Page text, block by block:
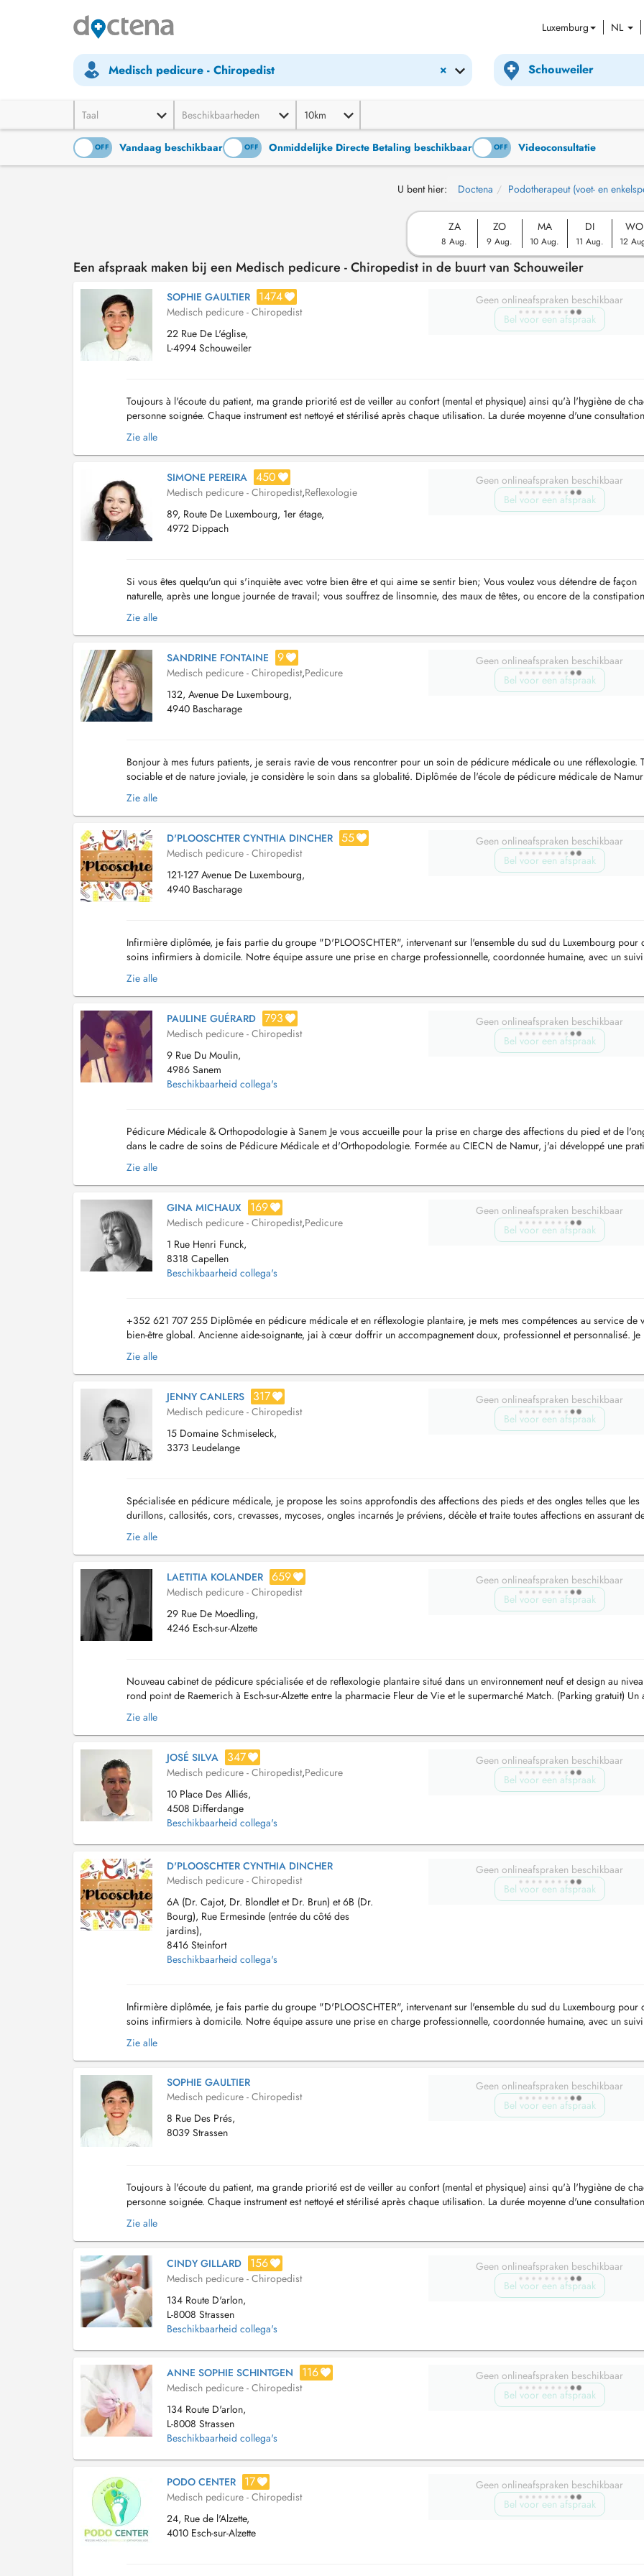
Luxemburg NL
×
Medisch pedicure - Chiropedist
Taal Beschikbaarheden 10km
OFF Vandaag beschikbaar
ON OFF Onmiddelijke Directe Betaling beschikbaar
ON OFF Videoconsultatie
U bent hier: Doctena Podotherapeut (voet- en
ZA
8 Aug.
ZO
9 Aug.
MA
10 Aug.
DI
11 Aug.
WO
12
Een afspraak maken bij een Medisch pedicure - Chiropedist in de buurt van Schouweiler
SOPHIE GAULTIER 1474
Medisch pedicure - Chiropedist
22 Rue De L'église,
L-4994 Schouweiler
Geen onlineafspraken beschikbaar
Bel voor een afspraak
Toujours à l'écoute du patient, ma grande priorité est de veiller au confort (mental et physique) ainsi qu'à l'hygiène de
personne soignée. Chaque instrument est nettoyé et stérilisé après chaque utilisation. La durée moyenne d'une
entre 45min et 1h. En cas d'urgence ...
Zie alle
SIMONE PEREIRA 450
Medisch pedicure - Chiropedist,Reflexologie
89, Route De Luxembourg, 1er étage,
4972 Dippach
Geen onlineafspraken beschikbaar
Bel voor een afspraak
Si vous êtes quelqu'un qui s'inquiète avec votre bien être et qui aime se sentir bien; Vous voulez vous détendre de façon
naturelle, après une longue journée de travail; vous souffrez de linsomnie, des maux de têtes, ou encore de la
peux vous aider avec mes mains. Je peux a...
Zie alle
SANDRINE FONTAINE 9
Medisch pedicure - Chiropedist,Pedicure
132, Avenue De Luxembourg,
4940 Bascharage
Geen onlineafspraken beschikbaar
Bel voor een afspraak
Bonjour à mes futurs patients, je serais ravie de vous rencontrer pour un soin de pédicure médicale ou une réflexologie.
sociable et de nature joviale, je considère le soin dans sa globalité. Diplômée de l'école de pédicure médicale de
2007 et formée à la réflexologie depuis 2010 j...
Zie alle
D'PLOOSCHTER CYNTHIA DINCHER 55
Medisch pedicure - Chiropedist
121-127 Avenue De Luxembourg,
4940 Bascharage
Geen onlineafspraken beschikbaar
Bel voor een afspraak
Infirmière diplômée, je fais partie du groupe "D'PLOOSCHTER", intervenant sur l'ensemble du sud du Luxembourg pour
soins infirmiers à domicile. Notre équipe assure une prise en charge professionnelle, coordonnée humaine, avec un suivi
rigoureux des patients. La gestion des tournées et du...
Zie alle
PAULINE GUÉRARD 793
Medisch pedicure - Chiropedist
9 Rue Du Moulin,
4986 Sanem
Beschikbaarheid collega's
Geen onlineafspraken beschikbaar
Bel voor een afspraak
Pédicure Médicale & Orthopodologie à Sanem Je vous accueille pour la prise en charge des affections du pied et de
dans le cadre de soins de Pédicure Médicale et d'Orthopodologie. Formée au CIECN de Namur, j'ai développé une
axée sur l'évaluation précise des besoins du patient,...
Zie alle
GINA MICHAUX 169
Medisch pedicure - Chiropedist,Pedicure
1 Rue Henri Funck,
8318 Capellen
Beschikbaarheid collega's
Geen onlineafspraken beschikbaar
Bel voor een afspraak
+352 621 707 255 Diplômée en pédicure médicale et en réflexologie plantaire, je mets mes compétences au service de
bien-être global. Ancienne aide-soignante, jai à cœur doffrir un accompagnement doux, professionnel et personnalisé. Je
propose également différents massages relaxants, don...
Zie alle
JENNY CANLERS 317
Medisch pedicure - Chiropedist
15 Domaine Schmiseleck,
3373 Leudelange
Geen onlineafspraken beschikbaar
Bel voor een afspraak
Spécialisée en pédicure médicale, je propose les soins approfondis des affections des pieds et des ongles telles que les
durillons, callosités, cors, crevasses, mycoses, ongles incarnés Je préviens, décèle et traite toutes affections en assurant
courants ou spécifiques et apporte un soula...
Zie alle
LAETITIA KOLANDER 659
Medisch pedicure - Chiropedist
29 Rue De Moedling,
4246 Esch-sur-Alzette
Geen onlineafspraken beschikbaar
Bel voor een afspraak
Nouveau cabinet de pédicure spécialisée et de reflexologie plantaire situé dans un environnement neuf et design au
rond point de Raemerich à Esch-sur-Alzette entre la pharmacie Fleur de Vie et le supermarché Match. (Parking gratuit) Un
bus (Raemerich) à 4 minutes à pieds. Je t...
Zie alle
JOSÉ SILVA 347
Medisch pedicure - Chiropedist,Pedicure
10 Place Des Alliés,
4508 Differdange
Beschikbaarheid collega's
Geen onlineafspraken beschikbaar
Bel voor een afspraak
D'PLOOSCHTER CYNTHIA DINCHER
Medisch pedicure - Chiropedist
6A (Dr. Cajot, Dr. Blondlet et Dr. Brun) et 6B (Dr.
Bourg), Rue Ermesinde (entrée du côté des
jardins),
8416 Steinfort
Beschikbaarheid collega's
Geen onlineafspraken beschikbaar
Bel voor een afspraak
Infirmière diplômée, je fais partie du groupe "D'PLOOSCHTER", intervenant sur l'ensemble du sud du Luxembourg pour
soins infirmiers à domicile. Notre équipe assure une prise en charge professionnelle, coordonnée humaine, avec un suivi
rigoureux des patients. La gestion des tournées et du...
Zie alle
SOPHIE GAULTIER
Medisch pedicure - Chiropedist
8 Rue Des Prés,
8039 Strassen
Geen onlineafspraken beschikbaar
Bel voor een afspraak
Toujours à l'écoute du patient, ma grande priorité est de veiller au confort (mental et physique) ainsi qu'à l'hygiène de
personne soignée. Chaque instrument est nettoyé et stérilisé après chaque utilisation. La durée moyenne d'une
entre 45min et 1h. En cas d'urgence ...
Zie alle
CINDY GILLARD 156
Medisch pedicure - Chiropedist
134 Route D'arlon,
L-8008 Strassen
Beschikbaarheid collega's
Geen onlineafspraken beschikbaar
Bel voor een afspraak
ANNE SOPHIE SCHINTGEN 116
Medisch pedicure - Chiropedist
134 Route D'arlon,
L-8008 Strassen
Beschikbaarheid collega's
Geen onlineafspraken beschikbaar
Bel voor een afspraak
PODO CENTER 17
Medisch pedicure - Chiropedist
24, Rue de l'Alzette,
4010 Esch-sur-Alzette
Geen onlineafspraken beschikbaar
Bel voor een afspraak